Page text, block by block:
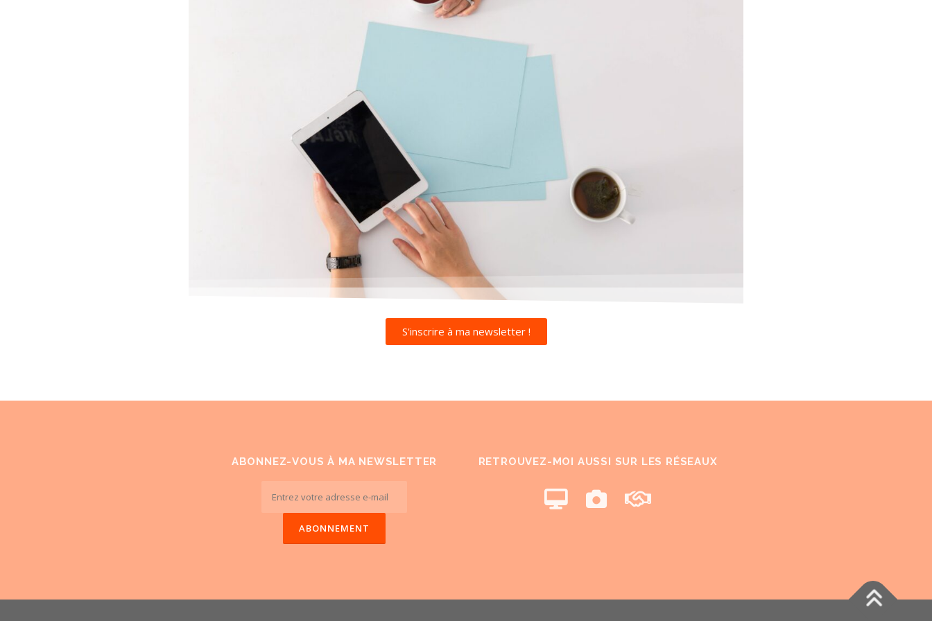
S'inscrire à ma newsletter !
ABONNEZ-VOUS À MA NEWSLETTER RETROUVEZ-MOI AUSSI SUR LES RÉSEAUX